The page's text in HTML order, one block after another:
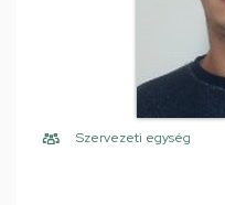
Szervezeti egység